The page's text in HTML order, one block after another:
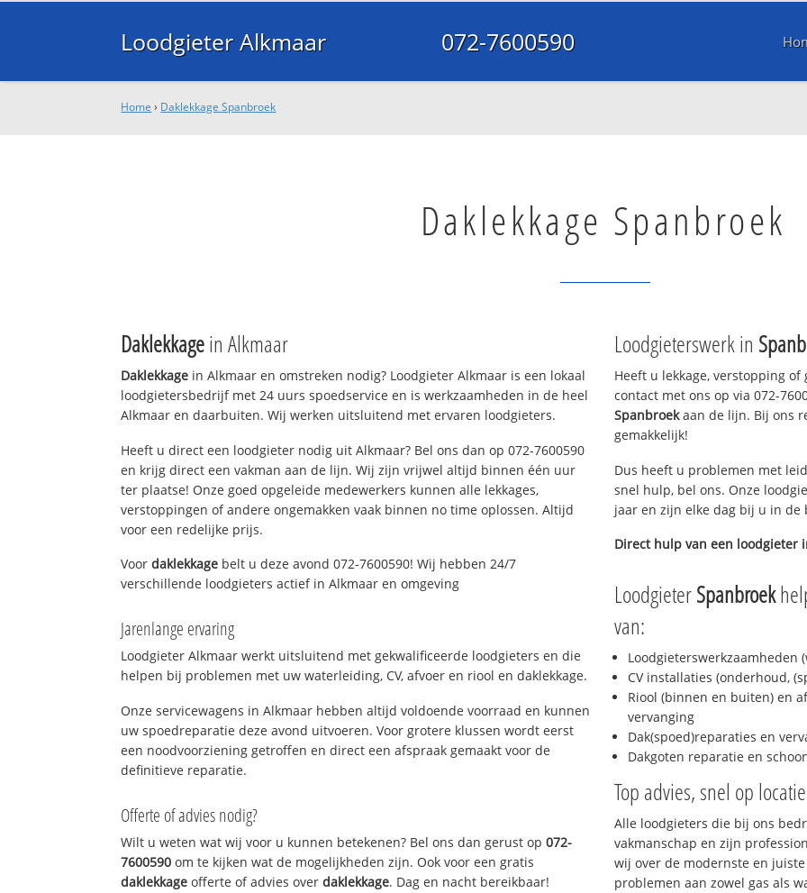
Loodgieter Alkmaar 072-7600590
Home › Daklekkage Spanbroek
Daklekkage Spanbroek
Daklekkagein Alkmaar
Daklekkage in Alkmaar en omstreken nodig? Loodgieter Alkmaar is een lokaal
loodgietersbedrijf met 24 uurs spoedservice en is werkzaamheden in de heel
Alkmaar en daarbuiten. Wij werken uitsluitend met ervaren loodgieters.
Heeft u direct een loodgieter nodig uit Alkmaar? Bel ons dan op 072-7600590
en krijg direct een vakman aan de lijn. Wij zijn vrijwel altijd binnen één uur
ter plaatse! Onze goed opgeleide medewerkers kunnen alle lekkages,
verstoppingen of andere ongemakken vaak binnen no time oplossen. Altijd
voor een redelijke prijs.
Voordaklekkage belt u deze avond 072-7600590! Wij hebben 24/7
verschillende loodgieters actief in Alkmaar en omgeving
Jarenlange ervaring
Loodgieter Alkmaar werkt uitsluitend met gekwalificeerde loodgieters en die
helpen bij problemen met uw waterleiding, CV, afvoer en riool en daklekkage.
Onze servicewagens in Alkmaar hebben altijd voldoende voorraad en kunnen
uw spoedreparatie deze avond uitvoeren. Voor grotere klussen wordt eerst
een noodvoorziening getroffen en direct een afspraak gemaakt voor de
definitieve reparatie.
Offerte of advies nodig?
Wilt u weten wat wij voor u kunnen betekenen? Bel ons dan gerust op072-
7600590 om te kijken wat de mogelijkheden zijn. Ook voor een gratis
daklekkage offerte of advies overdaklekkage. Dag en nacht bereikbaar!
Loodgieterswerk in
Heeft u lekkage, verstopping
contact met ons op via 072-
Spanbroekaan de lijn. Bij ons
gemakkelijk!
Dus heeft u problemen met
snel hulp, bel ons. Onze
jaar en zijn elke dag bij u in
Direct hulp van een loodgieter
LoodgieterSpanbroek
van:
Loodgieterswerkzaamheden
CV installaties (onderhoud,
Riool (binnen en buiten) en
vervanging
Dak(spoed)reparaties en
Dakgoten reparatie en
Top advies, snel op
Alle loodgieters die bij ons
vakmanschap en zijn
wij over de modernste en
problemen aan zowel gas als